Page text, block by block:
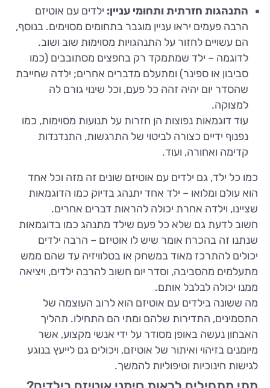
התנהגות חזרתית ותחומי עניין: ילדים עם אוטיזם
הרבה פעמים יראו עניין מוגבר בתחומים מסוימים. בנוסף,
הם עשויים לחזור על התנהגויות מסוימות שוב ושוב.
לדוגמה – ילד שמתמקד רק בחפצים מסתובבים (כמו
סביבון או ספינר) ומתעלם מדברים אחרים; ילדה שחייבת
שהסדר יום יהיה זהה כל פעם, וכל שינוי גורם לה
למצוקה.
עוד דוגמאות נפוצות הן חזרות על תנועות מסוימות, כמו
נפנוף ידיים כצורה לביטוי של התרגשות, התנדנדות
קדימה ואחורה, ועוד.
כמו כל ילד, גם ילדים עם אוטיזם שונים זה מזה וכל אחד
הוא עולם ומלואו – ילד אחד יתנהג בדיוק כמו הדוגמאות
שציינו, וילדה אחרת יכולה להראות דברים אחרים.
חשוב לדעת גם שלא כל פעם שילד מתנהג כמו בדוגמאות
שנתנו זה בהכרח אומר שיש לו אוטיזם – הרבה ילדים
יכולים להתרכז מאוד במשחק או בטלוויזיה עד שהם ממש
מתעלמים מהסביבה, וסדר יום חשוב להרבה ילדים, ויציאה
ממנו יכולה לבלבל אותם.
מה ששונה בילדים עם אוטיזם הוא לרוב העוצמה של
התסמינים, התדירות שלהם ומתי הם התחילו. תהליך
האבחון נעשה באופן מסודר על ידי אנשי מקצוע, אשר
מיומנים בזיהוי ואיתור של אוטיזם, ויכולים גם לייעץ בנוגע
לגישות חינוכיות וטיפוליות להמשך.